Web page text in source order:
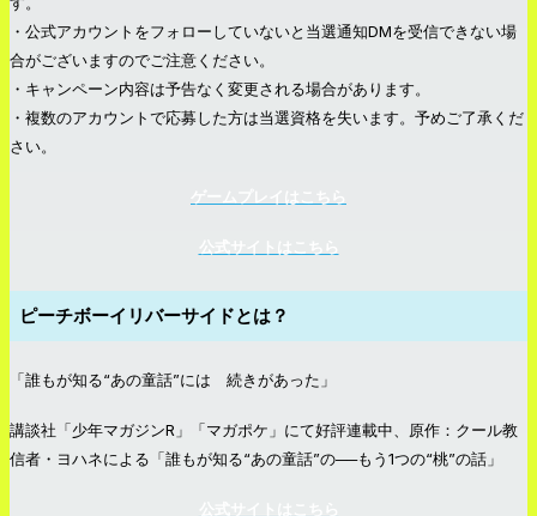
・公式アカウントをフォローしていないと当選通知DMを受信できない場
合がございますのでご注意ください。
・キャンペーン内容は予告なく変更される場合があります。
・複数のアカウントで応募した方は当選資格を失います。予めご了承くだ
さい。
ピーチボーイリバーサイドとは？
「誰もが知る“あの童話”には 続きがあった」
講談社「少年マガジンR」「マガポケ」にて好評連載中、原作：クール教
信者・ヨハネによる「誰もが知る“あの童話”の──もう1つの“桃”の話」